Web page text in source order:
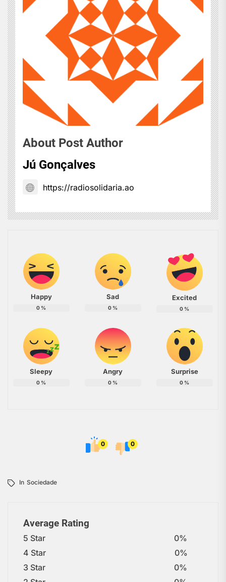
About Post Author
Jú Gonçalves
https://radiosolidaria.ao
Happy
0 %
Sad
0 %
Excited
0 %
Sleepy
0 %
Angry
0 %
Surprise
0 %
0 0
In Sociedade
Average Rating
5 Star
0%
4 Star
0%
3 Star
0%